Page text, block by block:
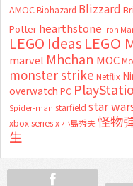
AMOC Biohazard Blizzard
Potter hearthstone Iron
LEGO Ideas LEGO
marvel Mhchan MOC
monster strike Netflix
overwatch PC
Spider-man starfield star
xbox series x 小島秀夫怪物
生